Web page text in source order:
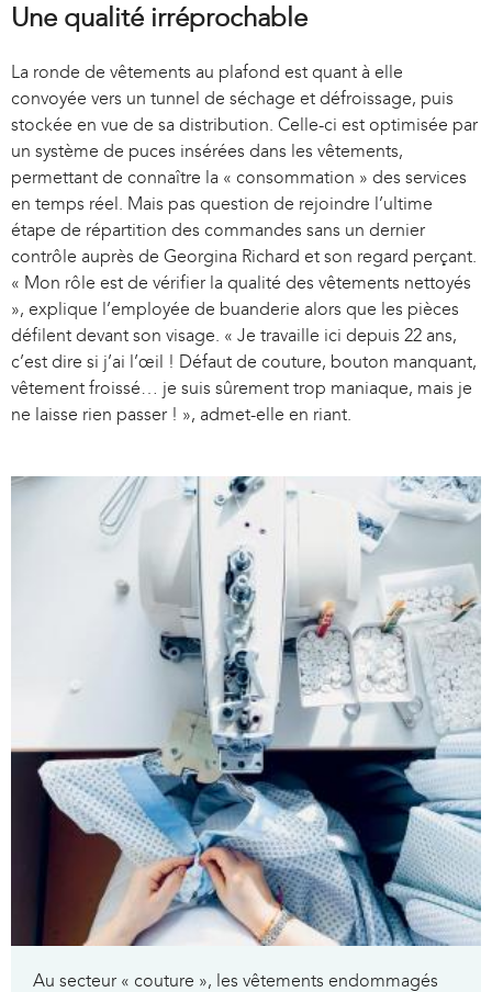
Une qualité irréprochable
La ronde de vêtements au plafond est quant à elle
convoyée vers un tunnel de séchage et défroissage, puis
stockée en vue de sa distribution. Celle-ci est optimisée par
un système de puces insérées dans les vêtements,
permettant de connaître la « consommation » des services
en temps réel. Mais pas question de rejoindre l’ultime
étape de répartition des commandes sans un dernier
contrôle auprès de Georgina Richard et son regard perçant.
« Mon rôle est de vérifier la qualité des vêtements nettoyés
», explique l’employée de buanderie alors que les pièces
défilent devant son visage. « Je travaille ici depuis 22 ans,
c’est dire si j’ai l’œil ! Défaut de couture, bouton manquant,
vêtement froissé… je suis sûrement trop maniaque, mais je
ne laisse rien passer ! », admet-elle en riant.
Au secteur « couture », les vêtements endommagés